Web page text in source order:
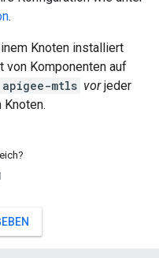
.
Knoten installiert
von Komponenten auf
apigee-mtls vorjeder